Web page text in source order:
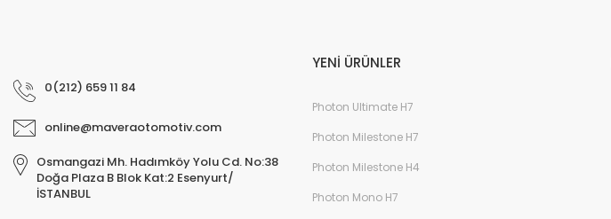
0(212) 659 11 84
online@maveraotomotiv.com
Osmangazi Mh. Hadımköy Yolu Cd. No:38
Doğa Plaza B Blok Kat:2 Esenyurt/
İSTANBUL
YENİ ÜRÜNLER
Photon Ultimate H7
Photon Milestone H7
Photon Milestone H4
Photon Mono H7